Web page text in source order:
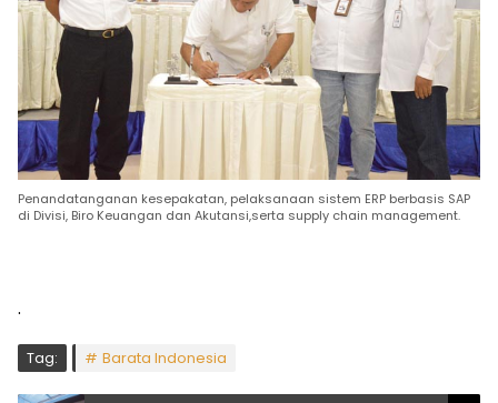
Penandatanganan kesepakatan, pelaksanaan sistem ERP berbasis SAP
di Divisi, Biro Keuangan dan Akutansi,serta supply chain management.
.
Tag: Barata Indonesia